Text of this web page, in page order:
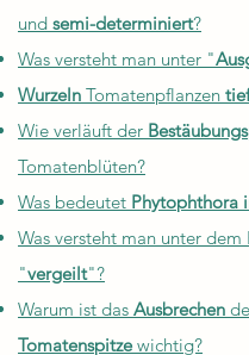
und semi-determiniert?
Was versteht man unter "
Wurzeln Tomatenpflanzen
Wie verläuft der
Tomatenblüten?
Was bedeutet Phytophthora
Was versteht man unter dem
"vergeilt"?
Warum ist das Ausbrechen
Tomatenspitzewichtig?